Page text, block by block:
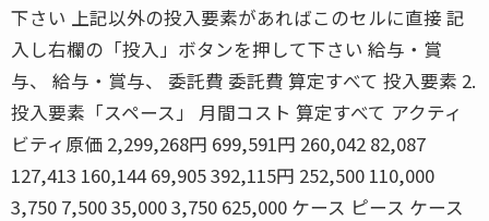
下さい 上記以外の投入要素があればこのセルに直接 記
入し右欄の「投入」ボタンを押して下さい 給与・賞
与、 給与・賞与、 委託費 委託費 算定すべて 投入要素 2.
投入要素「スペース」 月間コスト 算定すべて アクティ
ビティ原価 2,299,268円 699,591円 260,042 82,087
127,413 160,144 69,905 392,115円 252,500 110,000
3,750 7,500 35,000 3,750 625,000 ケース ピース ケース